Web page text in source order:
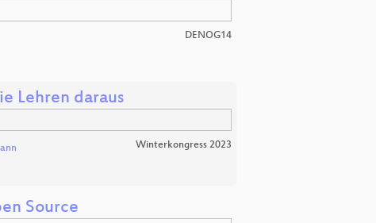
DENOG14
Lehren daraus
Winterkongress 2023
Source